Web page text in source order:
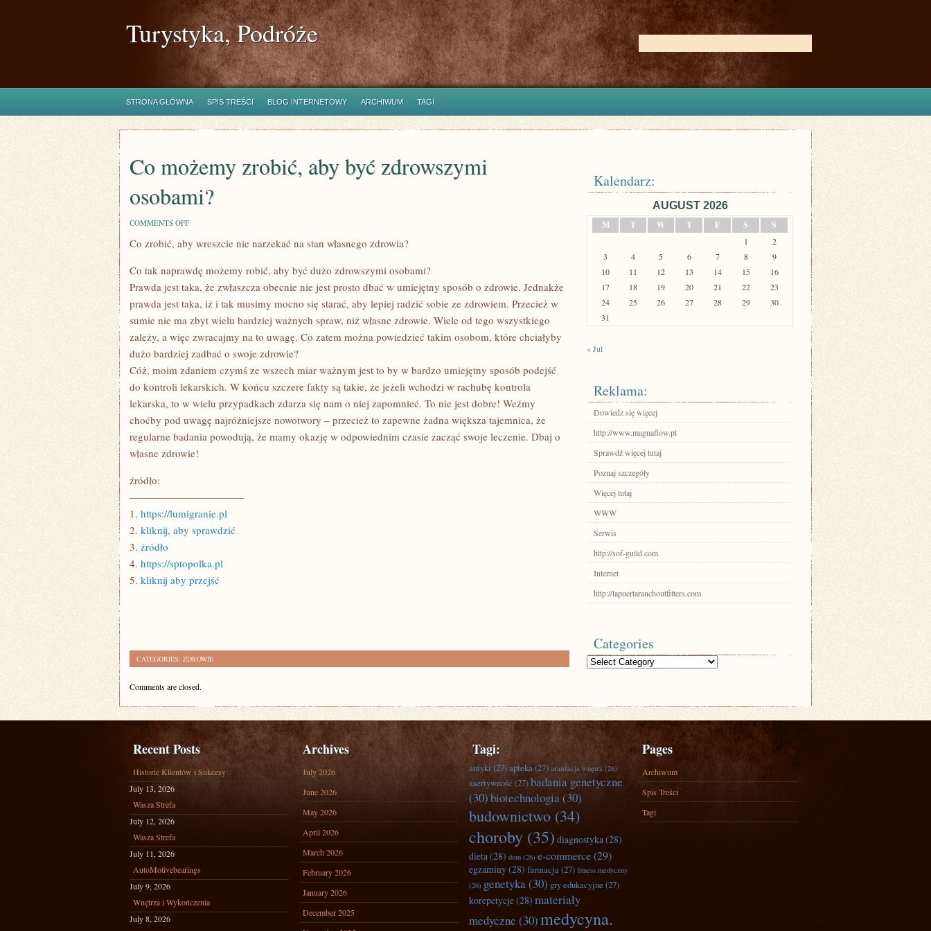
Turystyka, Podróże
STRONA GŁÓWNA SPIS TREŚCI BLOG INTERNETOWY ARCHIWUM TAGI
Co możemy zrobić, aby być zdrowszymi
osobami?
COMMENTS OFFON
MOŻEMY
ZROBIĆ,
BYĆ
ZDROWSZYMI
OSOBAMI?
Co zrobić, aby wreszcie nie narzekać na stan własnego zdrowia?
Co tak naprawdę możemy robić, aby być dużo zdrowszymi osobami?
Prawda jest taka, że zwłaszcza obecnie nie jest prosto dbać w umiejętny sposób o zdrowie. Jednakże
prawda jest taka, iż i tak musimy mocno się starać, aby lepiej radzić sobie ze zdrowiem. Przecież w
sumie nie ma zbyt wielu bardziej ważnych spraw, niż własne zdrowie. Wiele od tego wszystkiego
zależy, a więc zwracajmy na to uwagę. Co zatem można powiedzieć takim osobom, które chciałyby
dużo bardziej zadbać o swoje zdrowie?
Cóż, moim zdaniem czymś ze wszech miar ważnym jest to by w bardzo umiejętny sposób podejść
do kontroli lekarskich. W końcu szczere fakty są takie, że jeżeli wchodzi w rachubę kontrola
lekarska, to w wielu przypadkach zdarza się nam o niej zapomnieć. To nie jest dobre! Weźmy
choćby pod uwagę najróżniejsze nowotwory – przecież to zapewne żadna większa tajemnica, że
regularne badania powodują, że mamy okazję w odpowiednim czasie zacząć swoje leczenie. Dbaj o
własne zdrowie!
źródło:
———————————
1. https://lumigranie.pl
2. kliknij, aby sprawdzić
3. źródło
4. https://sptopolka.pl
5. kliknij aby przejść
CATEGORIES: ZDROWIE
Comments are closed.
Kalendarz:
AUGUST 2026
M
T W T F S S
1
2
3
4 5 6 7 8
9
10
11 12 13 14 15
16
17
18 19 20 21 22
23
24
25 26 27 28 29
30
31
« Jul
Reklama:
Dowiedz się więcej
http://www.magnaflow.pl
Sprawdź więcej tutaj
Poznaj szczegóły
Więcej tutaj
WWW
Serwis
http://sof-guild.com
Internet
http://lapuertaranchoutfitters.com
Categories
Categories
Recent Posts
Historie Klientów i Sukcesy
July 13, 2026
Wasza Strefa
July 12, 2026
Wasza Strefa
July 11, 2026
AutoMotivebearings
July 9, 2026
Wnętrza i Wykończenia
July 8, 2026
Archives
July 2026
June 2026
May 2026
April 2026
March 2026
February 2026
January 2026
December 2025
Tagi:
antyki(27)apteka(27) aranżacja wnętrz (26)
asertywność (27)badania genetyczne
(30)biotechnologia(30)
budownictwo (34)
choroby (35) diagnostyka(28)
dieta(28) dom (26) e-commerce(29)
egzaminy(28) farmacja(27) fitness medyczny
(26) genetyka(30) gry edukacyjne (27)
korepetycje(28) materiały
medyczne (30)medycyna.
Pages
Archiwum
Spis Treści
Tagi